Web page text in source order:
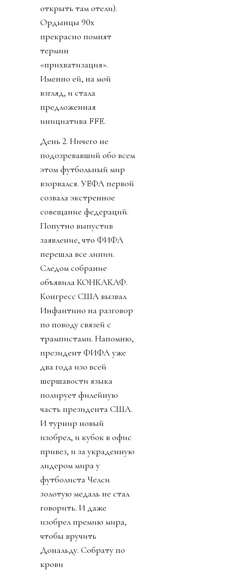
открыть там отели).
Ордынцы 90х
прекрасно помнят
термин
«прихватизация».
Именно ей, на мой
взгляд, и стала
предложенная
инициатива FFE.
День 2. Ничего не
подозревавший обо всем
этом футбольный мир
взорвался. УЕФА первой
созвала экстренное
совещание федераций.
Попутно выпустив
заявление, что ФИФА
перешла все линии.
Следом собрание
объявила КОНКАКАФ.
Конгресс США вызвал
Инфантино на разговор
по поводу связей с
трампистами. Напомню,
президент ФИФА уже
два года изо всей
шершавости языка
полирует филейную
часть президента США.
И турнир новый
изобрел, и кубок в офис
привез, и за украденную
лидером мира у
футболиста Челси
золотую медаль не стал
говорить. И даже
изобрел премию мира,
чтобы вручить
Дональду. Собрату по
крови